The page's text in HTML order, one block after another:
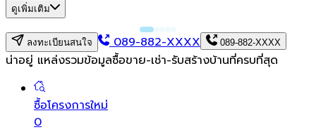
ดูเพิ่มเติม
ลงทะเบียนสนใจ 089-882-XXXX 089-882-XXXX
น่าอยู่ แหล่งรวมข้อมูลซื้อขาย-เช่า-รับสร้างบ้านที่ครบที่สุด
ซื้อโครงการใหม่
0